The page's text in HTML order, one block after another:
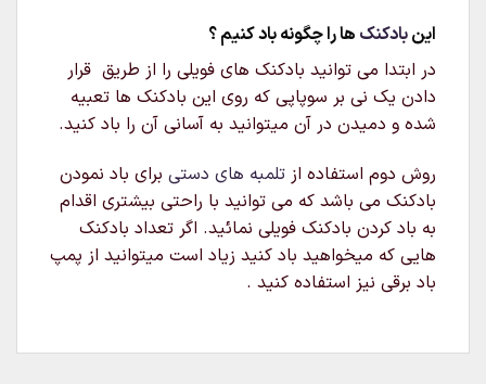
اینبادکنک ها را چگونه باد کنیم ؟
در ابتدا می توانید بادکنک های فویلی را از طریق قرار
دادن یک نی بر سوپاپی که روی این بادکنک ها تعبیه
شده و دمیدن در آن میتوانید به آسانی آن را باد کنید.
روش دوم استفاده از تلمبه های دستی برای باد نمودن
بادکنک می باشد که می توانید با راحتی بیشتری اقدام
به باد کردن بادکنک فویلی نمائید. اگر تعداد بادکنک
هایی که میخواهید باد کنید زیاد است میتوانید از پمپ
باد برقی نیز استفاده کنید .